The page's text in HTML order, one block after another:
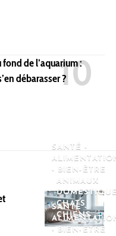
de l’aquarium :
débarasser ?
SANTÉ -
- BIEN-ÊTRE
ANIMAUX
CHATS
CHIENS
SANTÉ -
- BIEN-ÊTRE